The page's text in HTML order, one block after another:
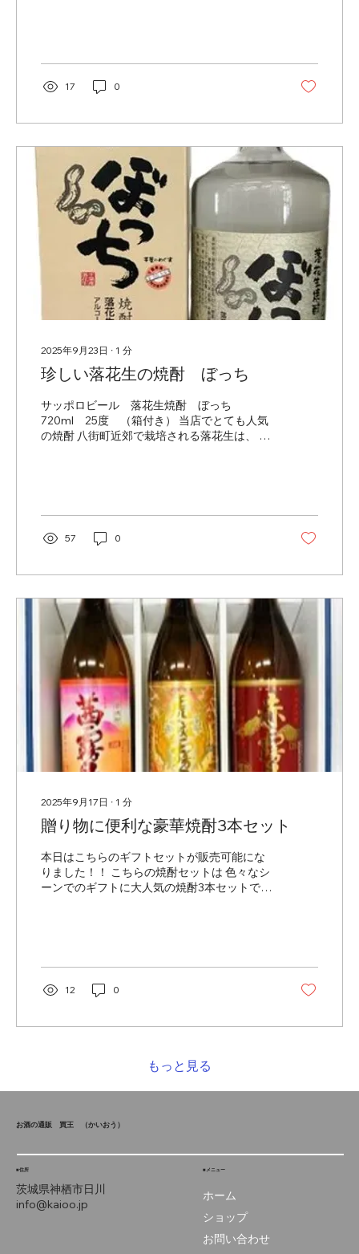
い・特徴】 鳥取県米子市の老舗蔵「稲田本
丁寧に仕込み、減圧蒸留でまろやかに仕上げ
のやさしい米の旨みが特徴。スッと広がる余
す。 🥃【飲み方のおすすめ】 ・ロックでまろ
やかに・お湯割りで香りふんわり・水割りで
スッキリ軽やかにシーンを問わず楽しめる、
やさしい味わいの焼酎です。 🎁【贈り物に最
適】 温かみのあるラベルと上品な化粧箱入り
で、「ありがとう」「おめでとう」「これか
らものん気にね」そんな気持ちをさりげなく
伝えるギフトとして人気です。敬老の日・お
誕生日・退職祝い・御礼・感謝の贈り物にど
うぞ。 内容量：720ml アルコール度数：25
17 0
2025年9月23日 ∙ 1 分
珍しい落花生の焼酎 ぼっち
サッポロビール 落花生焼酎 ぼっち
720ml 25度 （箱付き） 当店でとても人気
の焼酎 八街町近郊で栽培される落花生は、 そ
57 0
2025年9月17日 ∙ 1 分
贈り物に便利な豪華焼酎3本セット
本日はこちらのギフトセットが販売可能にな
りました！！ こちらの焼酎セットは 色々なシ
ーンでのギフトに大人気の焼酎3本セットで
12 0
もっと見る
■住所
茨城県神栖市日川
info@kaioo.jp
■メニュー
ホーム
ショップ
お問い合わせ
お酒の通販 買王 （かいおう）